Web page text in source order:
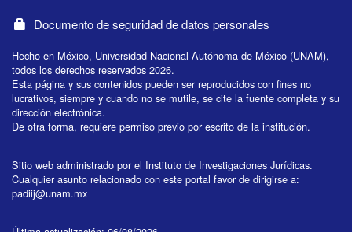
Documento de seguridad de datos personales
Hecho en México, Universidad Nacional Autónoma de México (UNAM),
todos los derechos reservados 2026.
Esta página y sus contenidos pueden ser reproducidos con fines no
lucrativos, siempre y cuando no se mutile, se cite la fuente completa y su
dirección electrónica.
De otra forma, requiere permiso previo por escrito de la institución.
Sitio web administrado por el Instituto de Investigaciones Jurídicas.
Cualquier asunto relacionado con este portal favor de dirigirse a:
padiij@unam.mx